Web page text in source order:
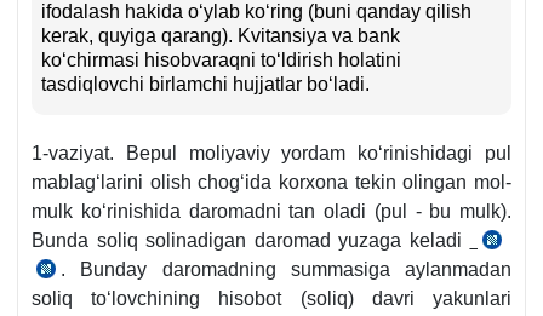
ifodalash hakida oʻylab koʻring (buni qanday qilish
kerak, quyiga qarang). Kvitansiya va bank
koʻchirmasi hisobvaraqni toʻldirish holatini
tasdiqlovchi birlamchi hujjatlar boʻladi.
1-vaziyat. Bepul moliyaviy yordam koʻrinishidagi pul
mablagʻlarini olish chogʻida korхona tekin olingan mol-
mulk koʻrinishida daromadni tan oladi (pul - bu mulk).
Bunda soliq solinadigan daromad yuzaga keladi
297-
m.
SK
299-
. Bunday daromadning summasiga aylanmadan
soliq toʻlovchining hisobot (soliq) davri yakunlari